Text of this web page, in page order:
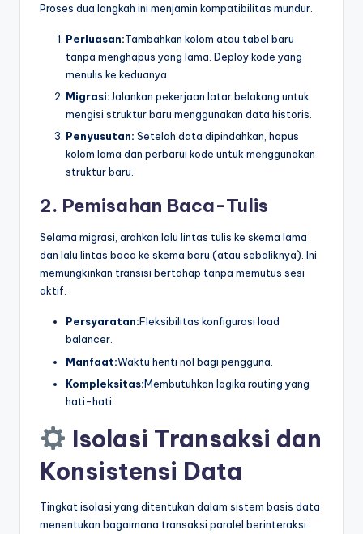
Proses dua langkah ini menjamin kompatibilitas mundur.
Perluasan:Tambahkan kolom atau tabel baru
tanpa menghapus yang lama. Deploy kode yang
menulis ke keduanya.
Migrasi:Jalankan pekerjaan latar belakang untuk
mengisi struktur baru menggunakan data historis.
Penyusutan: Setelah data dipindahkan, hapus
kolom lama dan perbarui kode untuk menggunakan
struktur baru.
2. Pemisahan Baca-Tulis
Selama migrasi, arahkan lalu lintas tulis ke skema lama
dan lalu lintas baca ke skema baru (atau sebaliknya). Ini
memungkinkan transisi bertahap tanpa memutus sesi
aktif.
Persyaratan:Fleksibilitas konfigurasi load
balancer.
Manfaat:Waktu henti nol bagi pengguna.
Kompleksitas:Membutuhkan logika routing yang
hati-hati.
Isolasi Transaksi dan
Konsistensi Data
Tingkat isolasi yang ditentukan dalam sistem basis data
menentukan bagaimana transaksi paralel berinteraksi.